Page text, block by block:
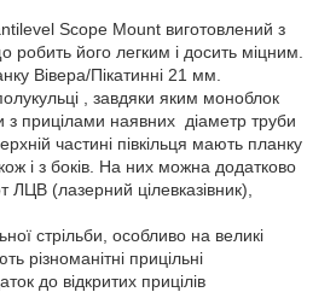
Scope Mount виготовлений з
робить його легким і досить міцним.
Вівера/Пікатинні 21 мм.
, завдяки яким моноблок
з прицілами наявних діаметр труби
частині півкільця мають планку
і з боків. На них можна додатково
ЛЦВ (лазерний цілевказівник),
стрільби, особливо на великі
різноманітні прицільні
до відкритих прицілів